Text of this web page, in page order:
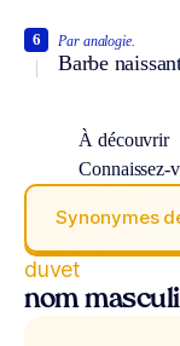
Par analogie.
Barbe
6
À découvrir
Synonymes
duvet
nom